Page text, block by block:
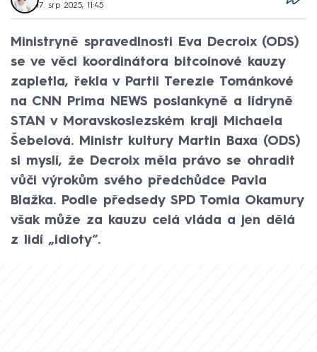
17. srp 2025, 11:45
Ministryně spravedlnosti Eva Decroix (ODS)
se ve věci koordinátora bitcoinové kauzy
zapletla, řekla v Partii Terezie Tománkové
na CNN Prima NEWS poslankyně a lídryně
STAN v Moravskoslezském kraji Michaela
Šebelová. Ministr kultury Martin Baxa (ODS)
si myslí, že Decroix měla právo se ohradit
vůči výrokům svého předchůdce Pavla
Blažka. Podle předsedy SPD Tomia Okamury
však může za kauzu celá vláda a jen dělá
z lidí „idioty“.